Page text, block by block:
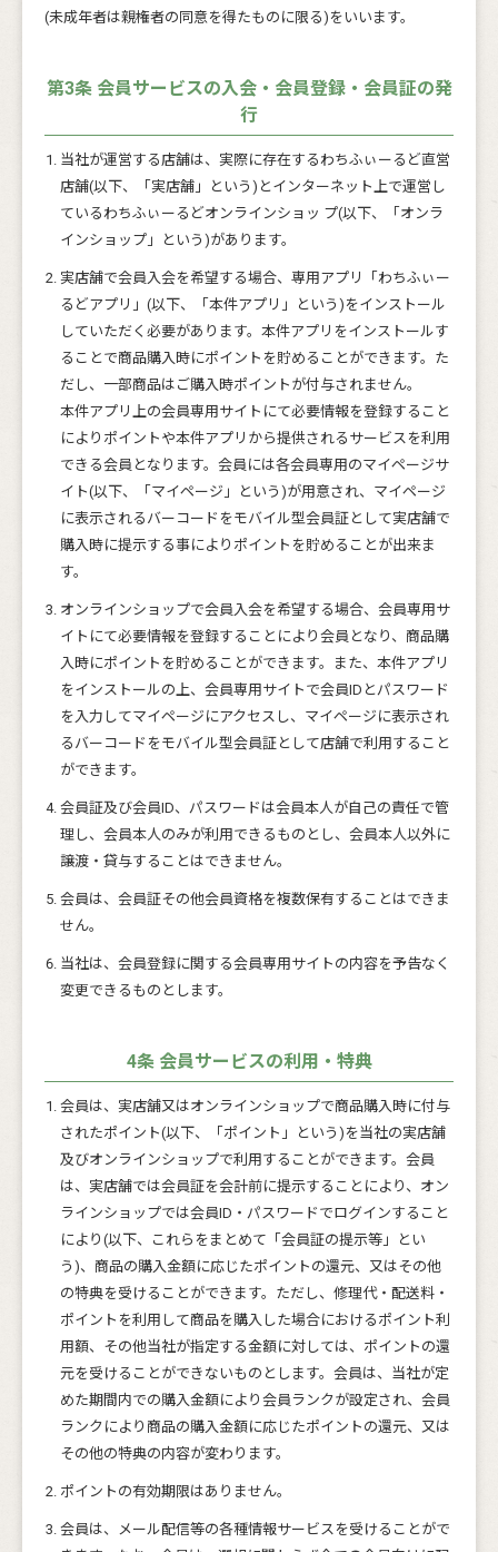
(未成年者は親権者の同意を得たものに限る)をいいます。
第3条 会員サービスの入会・会員登録・会員証の発
行
当社が運営する店舗は、実際に存在するわちふぃーるど直営
店舗(以下、「実店舗」という)とインターネット上で運営し
ているわちふぃーるどオンラインショッ プ(以下、「オンラ
インショップ」という)があります。
実店舗で会員入会を希望する場合、専用アプリ「わちふぃー
るどアプリ」(以下、「本件アプリ」という)をインストール
していただく必要があります。本件アプリをインストールす
ることで商品購入時にポイントを貯めることができます。た
だし、一部商品はご購入時ポイントが付与されません。
本件アプリ上の会員専用サイトにて必要情報を登録すること
によりポイントや本件アプリから提供されるサービスを利用
できる会員となります。会員には各会員専用のマイページサ
イト(以下、「マイページ」という)が用意され、マイページ
に表示されるバーコードをモバイル型会員証として実店舗で
購入時に提示する事によりポイントを貯めることが出来ま
す。
オンラインショップで会員入会を希望する場合、会員専用サ
イトにて必要情報を登録することにより会員となり、商品購
入時にポイントを貯めることができます。また、本件アプリ
をインストールの上、会員専用サイトで会員IDとパスワード
を入力してマイページにアクセスし、マイページに表示され
るバーコードをモバイル型会員証として店舗で利用すること
ができます。
会員証及び会員ID、パスワードは会員本人が自己の責任で管
理し、会員本人のみが利用できるものとし、会員本人以外に
譲渡・貸与することはできません。
会員は、会員証その他会員資格を複数保有することはできま
せん。
当社は、会員登録に関する会員専用サイトの内容を予告なく
変更できるものとします。
4条 会員サービスの利用・特典
会員は、実店舗又はオンラインショップで商品購入時に付与
されたポイント(以下、「ポイント」という)を当社の実店舗
及びオンラインショップで利用することができます。会員
は、実店舗では会員証を会計前に提示することにより、オン
ラインショップでは会員ID・パスワードでログインすること
により(以下、これらをまとめて「会員証の提示等」とい
う)、商品の購入金額に応じたポイントの還元、又はその他
の特典を受けることができます。ただし、修理代・配送料・
ポイントを利用して商品を購入した場合におけるポイント利
用額、その他当社が指定する金額に対しては、ポイントの還
元を受けることができないものとします。会員は、当社が定
めた期間内での購入金額により会員ランクが設定され、会員
ランクにより商品の購入金額に応じたポイントの還元、又は
その他の特典の内容が変わります。
ポイントの有効期限はありません。
会員は、メール配信等の各種情報サービスを受けることがで